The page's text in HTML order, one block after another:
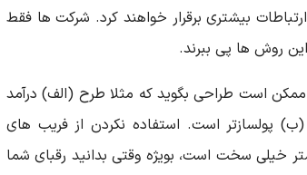
بیشتری برقرار خواهند کرد. شرکت ها فقط
ممکن است طراحی بگوید که مثلا طرح (الف) درآمد
پولسازتر است. استفاده نکردن از فریب های
خیلی سخت است، بویژه وقتی بدانید رقبای شما